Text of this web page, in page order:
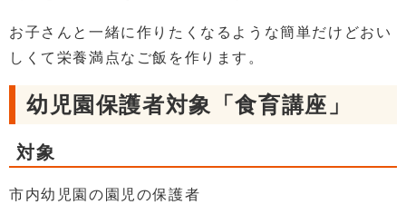
お子さんと一緒に作りたくなるような簡単だけどおい
しくて栄養満点なご飯を作ります。
幼児園保護者対象「食育講座」
対象
市内幼児園の園児の保護者